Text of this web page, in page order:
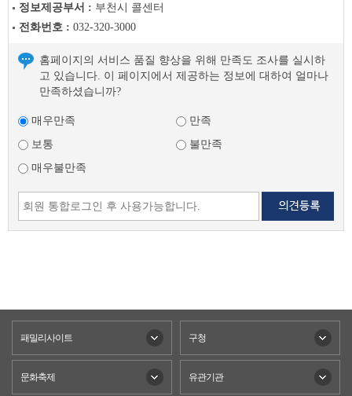
정보제공부서 : 부천시 콜센터
전화번호 : 032-320-3000
홈페이지의 서비스 품질 향상을 위해 만족도 조사를 실시하
고 있습니다. 이 페이지에서 제공하는 정보에 대하여 얼마나
만족하셨습니까?
매우만족
만족
보통
불만족
매우불만족
패밀리사이트 구청
문화축제 유관기관